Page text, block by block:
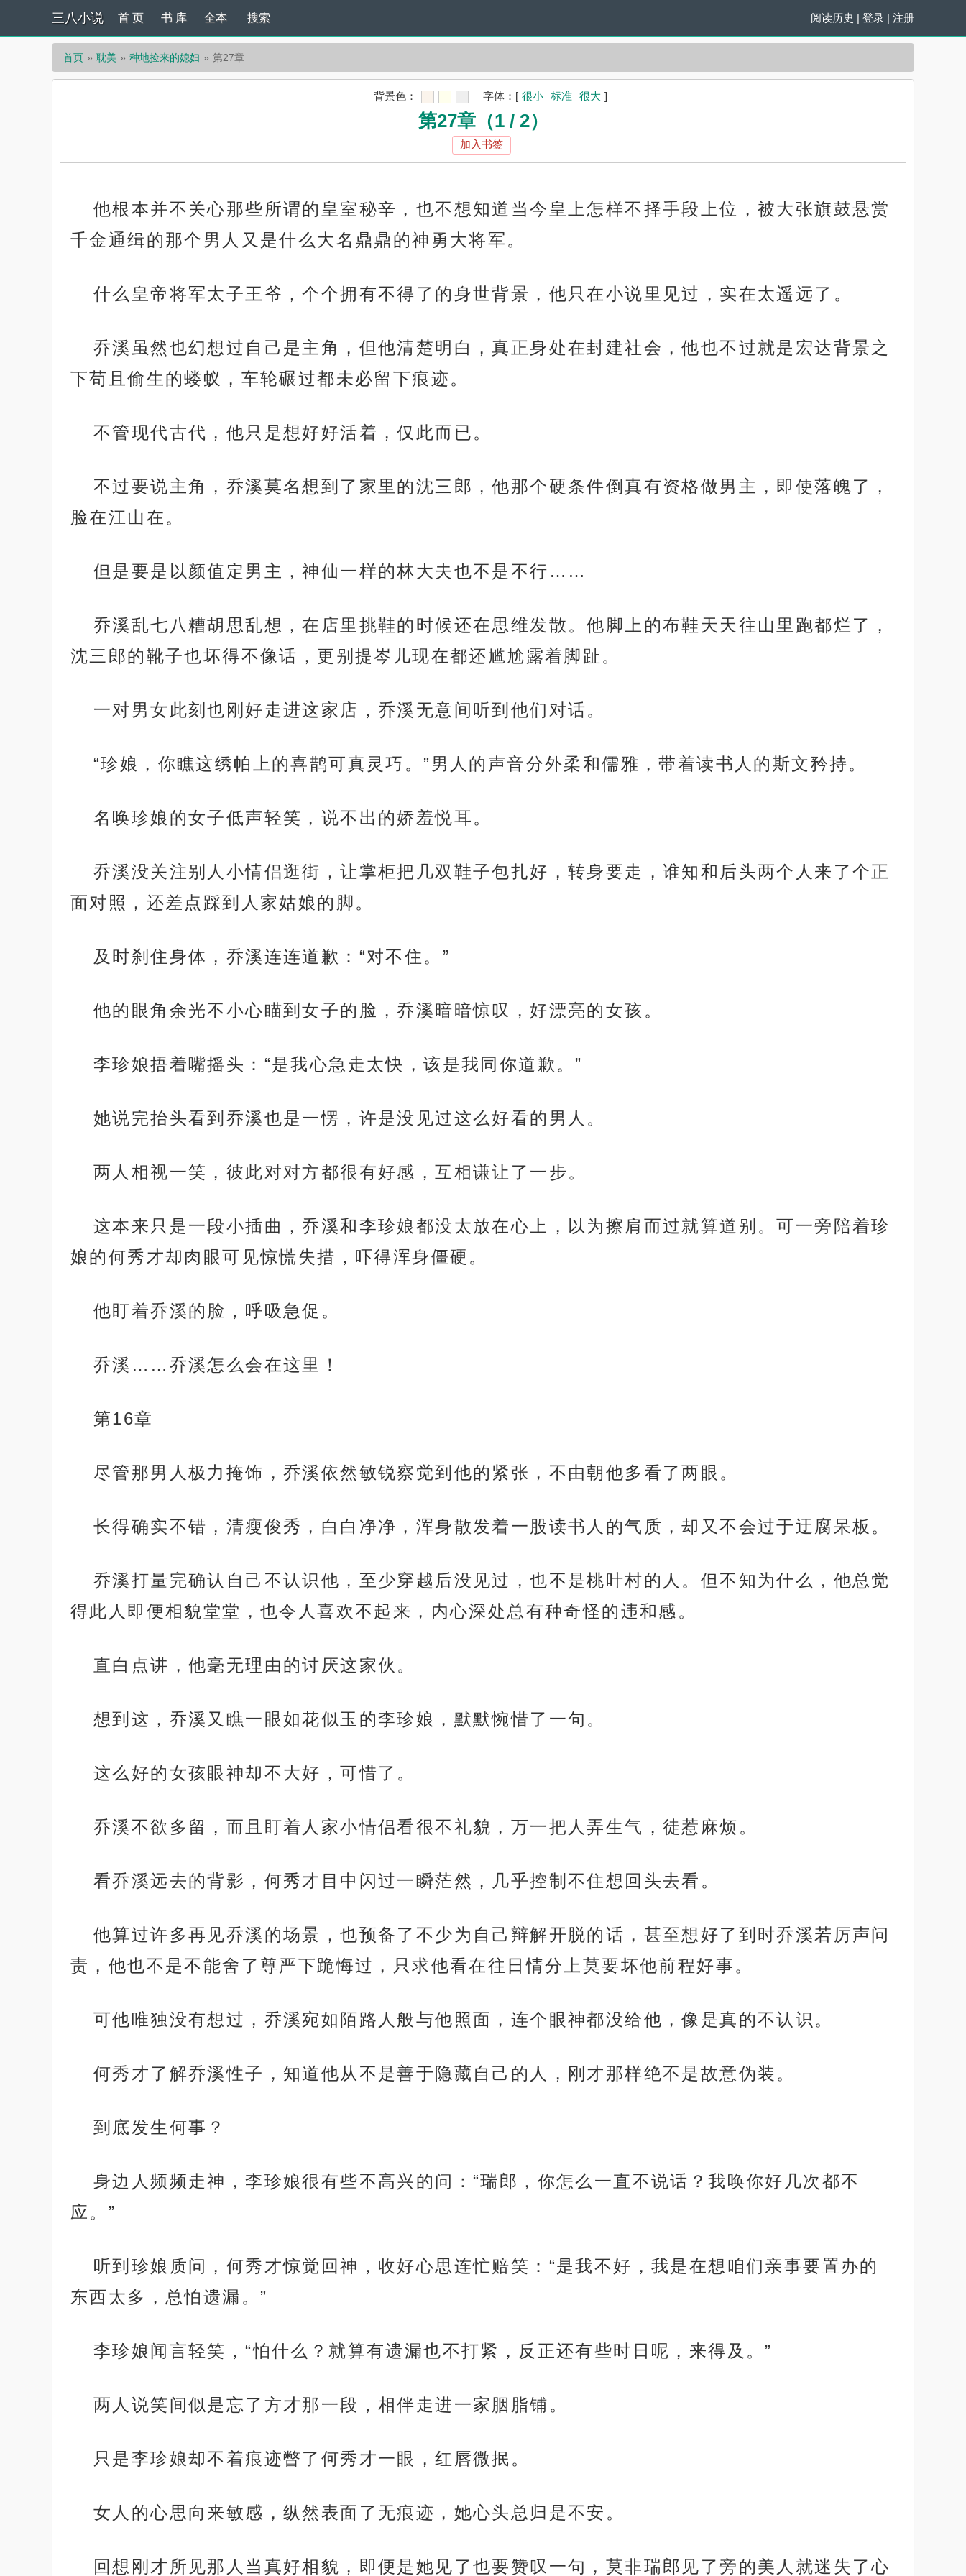
三八小说 阅读历史 | 登录 | 注册
首 页 书 库 全本 搜索
首页 耽美 种地捡来的媳妇 第27章
背景色： 字体： [ 很小 标准 很大 ]
第27章（1 / 2）
加入书签
他根本并不关心那些所谓的皇室秘辛，也不想知道当今皇上怎样不择手段上位，被大张旗鼓悬赏
千金通缉的那个男人又是什么大名鼎鼎的神勇大将军。
什么皇帝将军太子王爷，个个拥有不得了的身世背景，他只在小说里见过，实在太遥远了。
乔溪虽然也幻想过自己是主角，但他清楚明白，真正身处在封建社会，他也不过就是宏达背景之
下苟且偷生的蝼蚁，车轮碾过都未必留下痕迹。
不管现代古代，他只是想好好活着，仅此而已。
不过要说主角，乔溪莫名想到了家里的沈三郎，他那个硬条件倒真有资格做男主，即使落魄了，
脸在江山在。
但是要是以颜值定男主，神仙一样的林大夫也不是不行……
乔溪乱七八糟胡思乱想，在店里挑鞋的时候还在思维发散。他脚上的布鞋天天往山里跑都烂了，
沈三郎的靴子也坏得不像话，更别提岑儿现在都还尴尬露着脚趾。
一对男女此刻也刚好走进这家店，乔溪无意间听到他们对话。
“珍娘，你瞧这绣帕上的喜鹊可真灵巧。”男人的声音分外柔和儒雅，带着读书人的斯文矜持。
名唤珍娘的女子低声轻笑，说不出的娇羞悦耳。
乔溪没关注别人小情侣逛街，让掌柜把几双鞋子包扎好，转身要走，谁知和后头两个人来了个正
面对照，还差点踩到人家姑娘的脚。
及时刹住身体，乔溪连连道歉：“对不住。”
他的眼角余光不小心瞄到女子的脸，乔溪暗暗惊叹，好漂亮的女孩。
李珍娘捂着嘴摇头：“是我心急走太快，该是我同你道歉。”
她说完抬头看到乔溪也是一愣，许是没见过这么好看的男人。
两人相视一笑，彼此对对方都很有好感，互相谦让了一步。
这本来只是一段小插曲，乔溪和李珍娘都没太放在心上，以为擦肩而过就算道别。可一旁陪着珍
娘的何秀才却肉眼可见惊慌失措，吓得浑身僵硬。
他盯着乔溪的脸，呼吸急促。
乔溪……乔溪怎么会在这里！
第16章
尽管那男人极力掩饰，乔溪依然敏锐察觉到他的紧张，不由朝他多看了两眼。
长得确实不错，清瘦俊秀，白白净净，浑身散发着一股读书人的气质，却又不会过于迂腐呆板。
乔溪打量完确认自己不认识他，至少穿越后没见过，也不是桃叶村的人。但不知为什么，他总觉
得此人即便相貌堂堂，也令人喜欢不起来，内心深处总有种奇怪的违和感。
直白点讲，他毫无理由的讨厌这家伙。
想到这，乔溪又瞧一眼如花似玉的李珍娘，默默惋惜了一句。
这么好的女孩眼神却不大好，可惜了。
乔溪不欲多留，而且盯着人家小情侣看很不礼貌，万一把人弄生气，徒惹麻烦。
看乔溪远去的背影，何秀才目中闪过一瞬茫然，几乎控制不住想回头去看。
他算过许多再见乔溪的场景，也预备了不少为自己辩解开脱的话，甚至想好了到时乔溪若厉声问
责，他也不是不能舍了尊严下跪悔过，只求他看在往日情分上莫要坏他前程好事。
可他唯独没有想过，乔溪宛如陌路人般与他照面，连个眼神都没给他，像是真的不认识。
何秀才了解乔溪性子，知道他从不是善于隐藏自己的人，刚才那样绝不是故意伪装。
到底发生何事？
身边人频频走神，李珍娘很有些不高兴的问：“瑞郎，你怎么一直不说话？我唤你好几次都不
应。”
听到珍娘质问，何秀才惊觉回神，收好心思连忙赔笑：“是我不好，我是在想咱们亲事要置办的
东西太多，总怕遗漏。”
李珍娘闻言轻笑，“怕什么？就算有遗漏也不打紧，反正还有些时日呢，来得及。”
两人说笑间似是忘了方才那一段，相伴走进一家胭脂铺。
只是李珍娘却不着痕迹瞥了何秀才一眼，红唇微抿。
女人的心思向来敏感，纵然表面了无痕迹，她心头总归是不安。
回想刚才所见那人当真好相貌，即便是她见了也要赞叹一句，莫非瑞郎见了旁的美人就迷失了心